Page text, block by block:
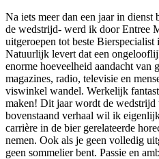
Na iets meer dan een jaar in dienst
de wedstrijd- werd ik door Entree
uitgeroepen tot beste Bierspecialist
Natuurlijk levert dat een
enorme hoeveelheid aandacht van
magazines, radio, televisie en
viswinkel wandel. Werkelijk
maken! Dit jaar wordt de wedstrijd
bovenstaand verhaal wil ik
carrière in de bier gerelateerde
nemen. Ook als je geen volledig
geen sommelier bent. Passie en